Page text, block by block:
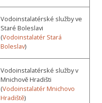
Vodoinstalatérské služby ve
Staré Boleslavi
(Vodoinstalatér Stará
Boleslav)
Vodoinstalatérské služby v
Mnichově Hradišti
(Vodoinstalatér Mnichovo
Hradiště)